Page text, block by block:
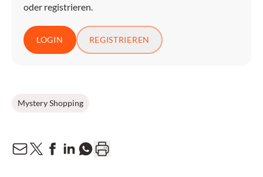
oder registrieren.
LOGIN REGISTRIEREN
Mystery Shopping